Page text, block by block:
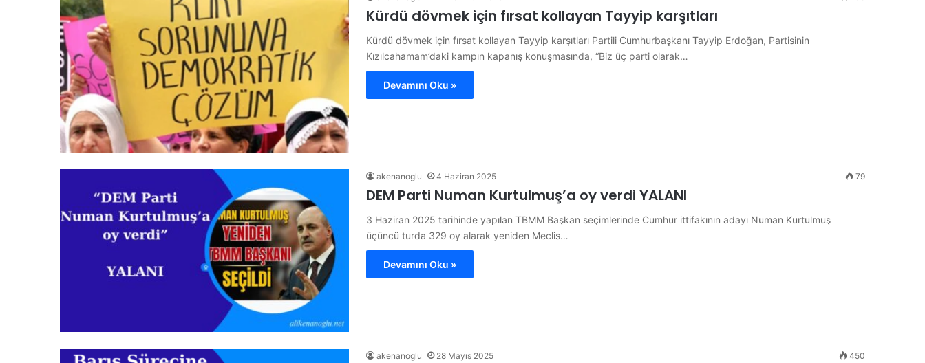
Kürdü dövmek için fırsat kollayan Tayyip karşıtları
Kürdü dövmek için fırsat kollayan Tayyip karşıtları Partili Cumhurbaşkanı Tayyip Erdoğan, Partisinin
Kızılcahamam’daki kampın kapanış konuşmasında, “Biz üç parti olarak…
Devamını Oku »
akenanoglu 4 Haziran 2025 79
DEM Parti Numan Kurtulmuş’a oy verdi YALANI
3 Haziran 2025 tarihinde yapılan TBMM Başkan seçimlerinde Cumhur ittifakının adayı Numan Kurtulmuş
üçüncü turda 329 oy alarak yeniden Meclis…
Devamını Oku »
akenanoglu 28 Mayıs 2025 450